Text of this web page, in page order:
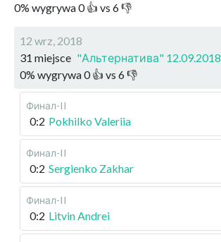
0% wygrywa0👍 vs 6👎
12 wrz, 2018
31 miejsce "Альтернатива" 12.09.2018
0% wygrywa0👍 vs 6👎
Финал-II
0:2 Pokhilko Valeriia
Финал-II
0:2 Sergienko Zakhar
Финал-II
0:2 Litvin Andrei